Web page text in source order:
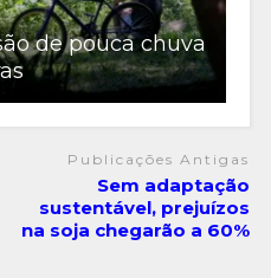
de pouca chuva
Publicações Antigas
Sem adaptação
sustentável, prejuízos
na soja chegarão a 60%